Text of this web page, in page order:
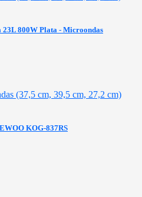
800W Plata - Microondas
KOG-837RS